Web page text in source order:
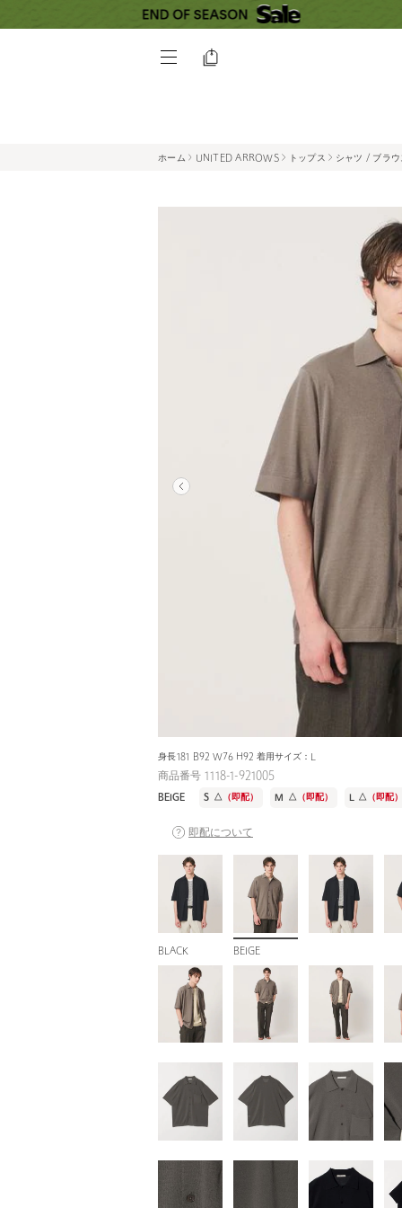
ホーム UNITED ARROWS トップス シャツ / ブラウ
身長181 B92 W76 H92 着用サイズ：L
商品番号 1118-1-921005
BEIGE S △ （即配） M △ （即配） △ （即配
即配について
BLACK BEIGE